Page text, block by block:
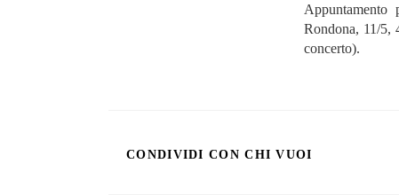
Rondona, 11/5,
concerto).
CONDIVIDI CON CHI VUOI